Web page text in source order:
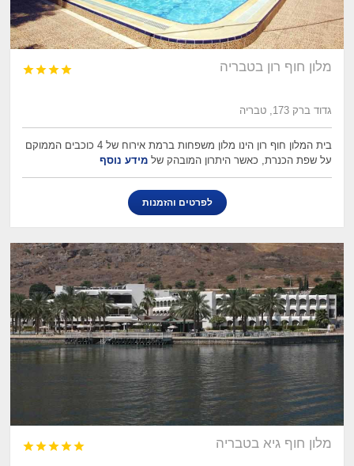
מלון חוף רון בטבריה 



גדוד ברק 173, טבריה
בית המלון חוף רון הינו מלון משפחות ברמת אירוח של 4 כוכבים הממוקם
על שפת הכנרת, כאשר היתרון המובהק שלמידע נוסף
לפרטים והזמנות
מלון חוף גיא בטבריה 



